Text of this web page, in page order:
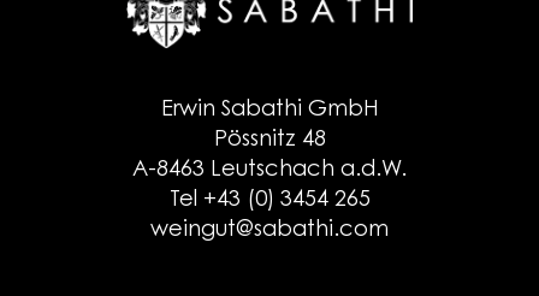
Erwin Sabathi GmbH
Pössnitz 48
A-8463 Leutschach a.d.W.
Tel +43 (0) 3454 265
weingut@sabathi.com